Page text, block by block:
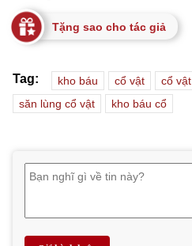
Tặng sao cho tác giả
Tag: kho báu cổ vật cổ vật
săn lùng cổ vật
kho báu cổ